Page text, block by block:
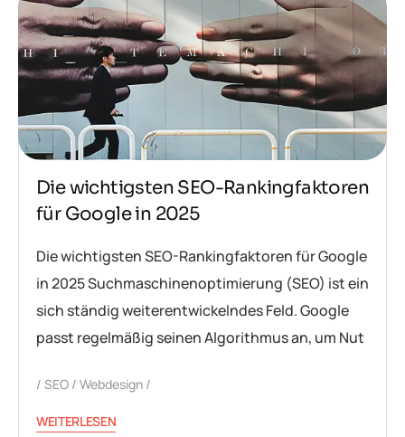
Die wichtigsten SEO-Rankingfaktoren
für Google in 2025
Die wichtigsten SEO-Rankingfaktoren für Google
in 2025 Suchmaschinenoptimierung (SEO) ist ein
sich ständig weiterentwickelndes Feld. Google
passt regelmäßig seinen Algorithmus an, um Nut
SEO Webdesign
WEITERLESEN